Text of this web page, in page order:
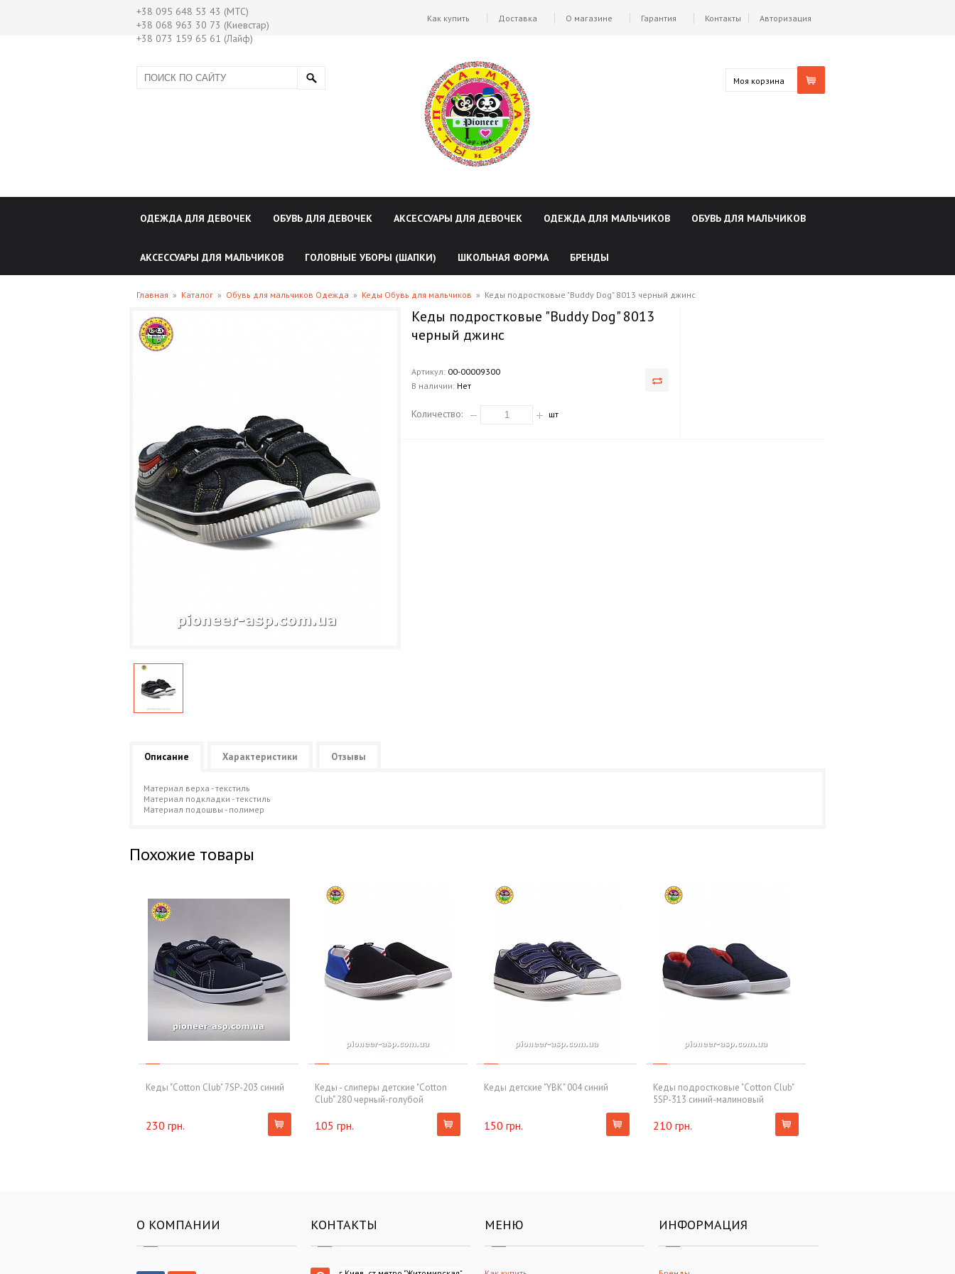
+38 095 648 53 43 (МТС)
+38 068 963 30 73 (Киевстар)
+38 073 159 65 61 (Лайф)
Авторизация
Как купить Доставка О магазине Гарантия Контакты
Моя корзина
ОДЕЖДА ДЛЯ ДЕВОЧЕК ОБУВЬ ДЛЯ ДЕВОЧЕК АКСЕССУАРЫ ДЛЯ ДЕВОЧЕК ОДЕЖДА ДЛЯ МАЛЬЧИКОВ ОБУВЬ ДЛЯ МАЛЬЧИКОВ
АКСЕССУАРЫ ДЛЯ МАЛЬЧИКОВ ГОЛОВНЫЕ УБОРЫ (ШАПКИ) ШКОЛЬНАЯ ФОРМА БРЕНДЫ
Главная » Каталог » Обувь для мальчиков Одежда » Кеды Обувь для мальчиков » Кеды подростковые "Buddy Dog" 8013 черный джинс
Кеды подростковые "Buddy Dog" 8013
черный джинс
Артикул: 00-00009300
В наличии: Нет
Количество: шт
Описание Характеристики Отзывы
Материал верха - текстиль
Материал подкладки - текстиль
Материал подошвы - полимер
Похожие товары
Кеды "Cotton Club" 7SP-203 синий
230 грн.
Кеды - слиперы детские "Cotton
Club" 280 черный-голубой
105 грн.
Кеды детские "YBK" 004 синий
150 грн.
Кеды подростковые "Cotton Club"
5SP-313 синий-малиновый
210 грн.
О КОМПАНИИ КОНТАКТЫ МЕНЮ ИНФОРМАЦИЯ